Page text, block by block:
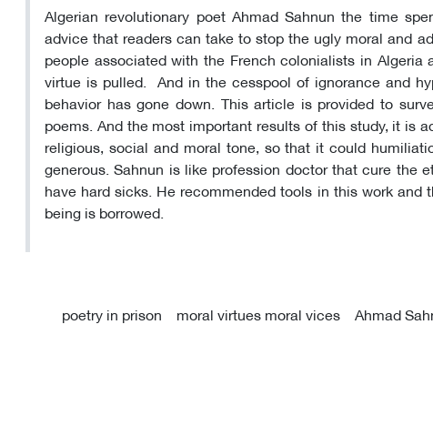
Algerian revolutionary poet Ahmad Sahnun the time
advice that readers can take to stop the ugly moral and
people associated with the French colonialists in
virtue is pulled. And in the cesspool of ignorance and
behavior has gone down. This article is provided to
poems. And the most important results of this study, it is
religious, social and moral tone, so that it could
generous. Sahnun is like profession doctor that cure the
have hard sicks. He recommended tools in this work
being is borrowed.
poetry in prison moral virtues moral vices Ahmad